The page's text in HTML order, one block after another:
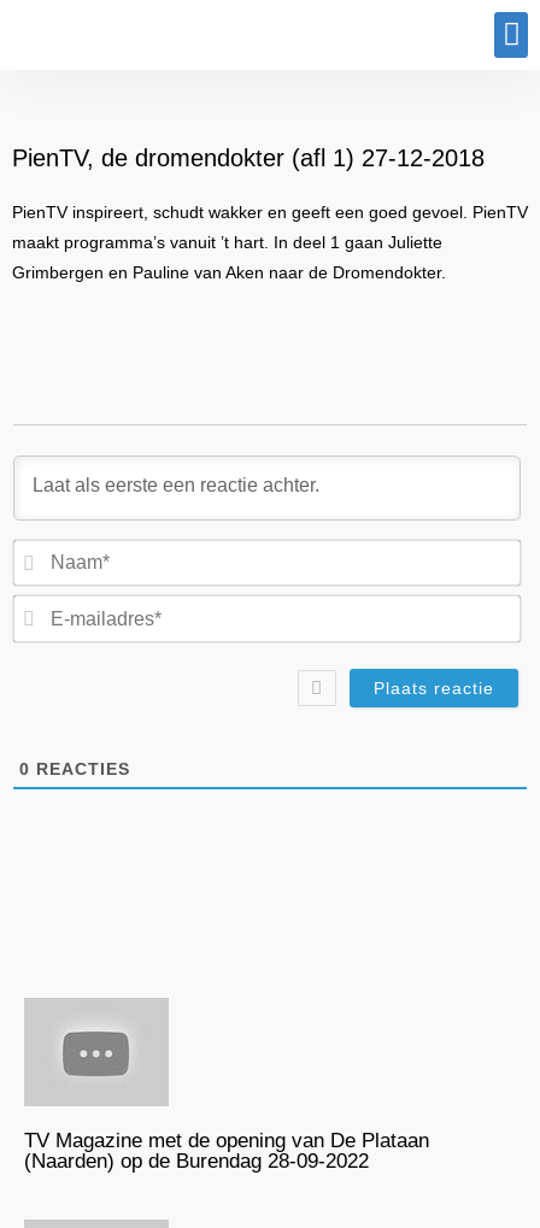
PienTV, de dromendokter (afl 1) 27-12-2018
PienTV inspireert, schudt wakker en geeft een goed gevoel. PienTV
maakt programma’s vanuit ’t hart. In deel 1 gaan Juliette
Grimbergen en Pauline van Aken naar de Dromendokter.
0 REACTIES
TV Magazine met de opening van De Plataan
(Naarden) op de Burendag 28-09-2022